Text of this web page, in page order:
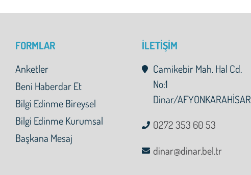
FORMLAR
Anketler
Beni Haberdar Et
Bilgi Edinme Bireysel
Bilgi Edinme Kurumsal
Başkana Mesaj
İLETİŞİM
Camikebir Mah. Hal Cd.
No:1
Dinar/AFYONKARAHİSAR
0272 353 60 53
dinar@dinar.bel.tr